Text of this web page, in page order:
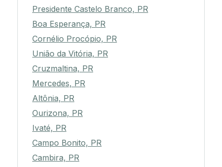
Presidente Castelo Branco, PR
Boa Esperança, PR
Cornélio Procópio, PR
União da Vitória, PR
Cruzmaltina, PR
Mercedes, PR
Altônia, PR
Ourizona, PR
Ivaté, PR
Campo Bonito, PR
Cambira, PR